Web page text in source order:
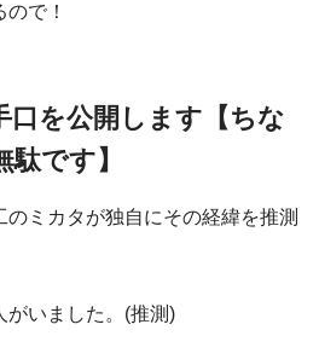
で！
口を公開します【ちな
です】
ミカタが独自にその経緯を推測
がいました。(推測)